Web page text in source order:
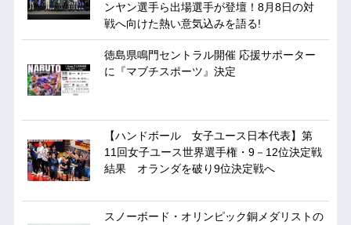
ンヤン選手ら出場選手が登壇！8月8日の対
戦へ向けた熱い意気込みを語る!
徳島県鳴門セントラル開催 応援サポーター
に『マブチスポーツ』決定
【ハンドボール 女子ユース日本代表】第
11回女子ユース世界選手権・9－12位決定戦
結果 オランダを破り9位決定戦へ
スノーボード・オリンピック銅メダリストの